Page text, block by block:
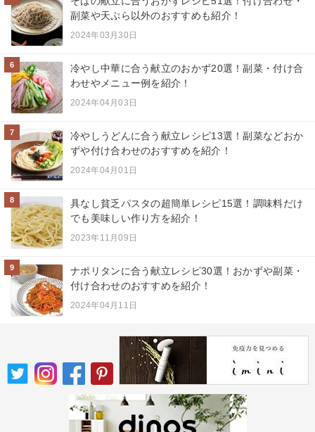
副菜や天ぷら以外のおすすめも紹介！
2024年03月30日
6
冷やし中華に合う献立のおかず20選！副菜・付け合
わせやメニュー例を紹介！
2024年04月03日
7
冷やしうどんに合う献立レシピ13選！副菜などおか
ずや付け合わせのおすすめを紹介！
2024年04月01日
8
具なし貧乏パスタの超簡単レシピ15選！調味料だけ
でも美味しい作り方を紹介！
2023年11月09日
9
ナポリタンに合う献立レシピ30選！おかずや副菜・
付け合わせのおすすめを紹介！
2024年04月11日